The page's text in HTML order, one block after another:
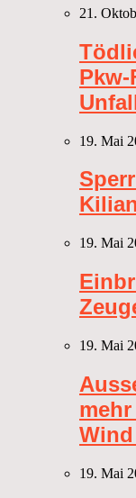
21.
19. Mai
19. Mai
19. Mai
19. Mai